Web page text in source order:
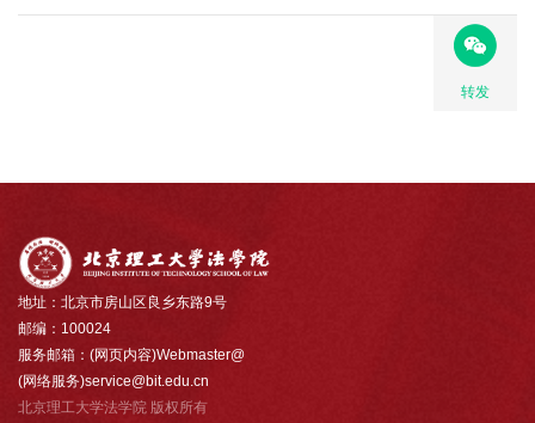
转发
地址：北京市房山区良乡东路9号
邮编：100024
服务邮箱：(网页内容)Webmaster@
(网络服务)service@bit.edu.cn
北京理工大学法学院 版权所有